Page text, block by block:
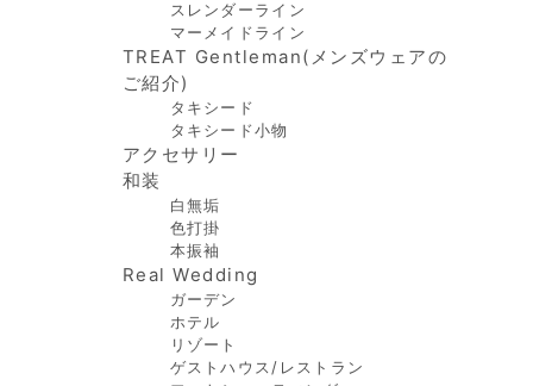
スレンダーライン
マーメイドライン
TREAT Gentleman(メンズウェアの
ご紹介)
タキシード
タキシード小物
アクセサリー
和装
白無垢
色打掛
本振袖
Real Wedding
ガーデン
ホテル
リゾート
ゲストハウス/レストラン